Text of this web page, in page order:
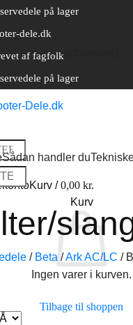
på lager
dele.dk
af fagfolk
på lager
Kurv /0,00 kr.
Kurv
Ingen varer i kurven.
Tilbage til shoppen
Sådan handler du
/ Beta /Ark AC/LC /